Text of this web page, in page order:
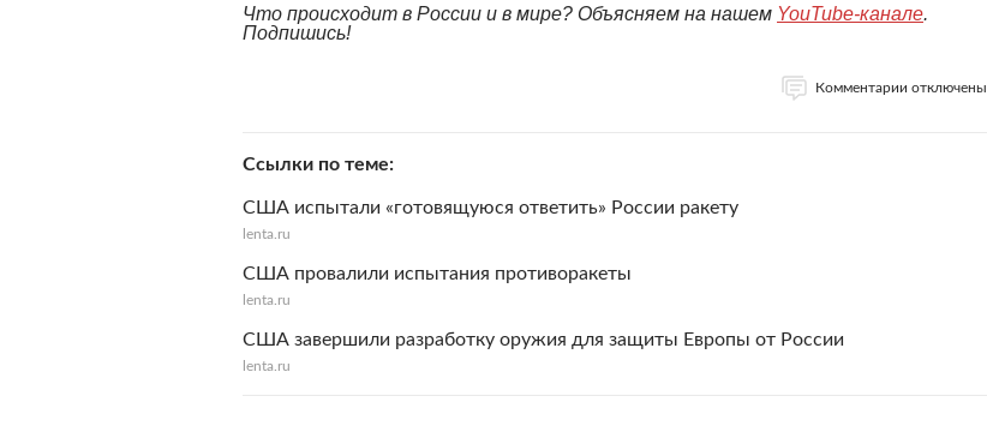
Что происходит в России и в мире? Объясняем на нашем YouTube-канале.
Подпишись!
Комментарии отключены
Ссылки по теме
США испытали «готовящуюся ответить» России ракету
lenta.ru
США провалили испытания противоракеты
lenta.ru
США завершили разработку оружия для защиты Европы от России
lenta.ru